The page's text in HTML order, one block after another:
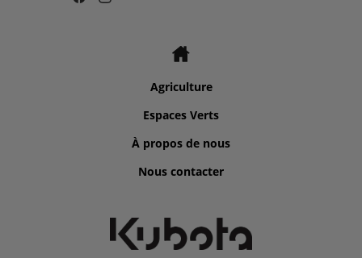
Agriculture
Espaces Verts
À propos de nous
Nous contacter